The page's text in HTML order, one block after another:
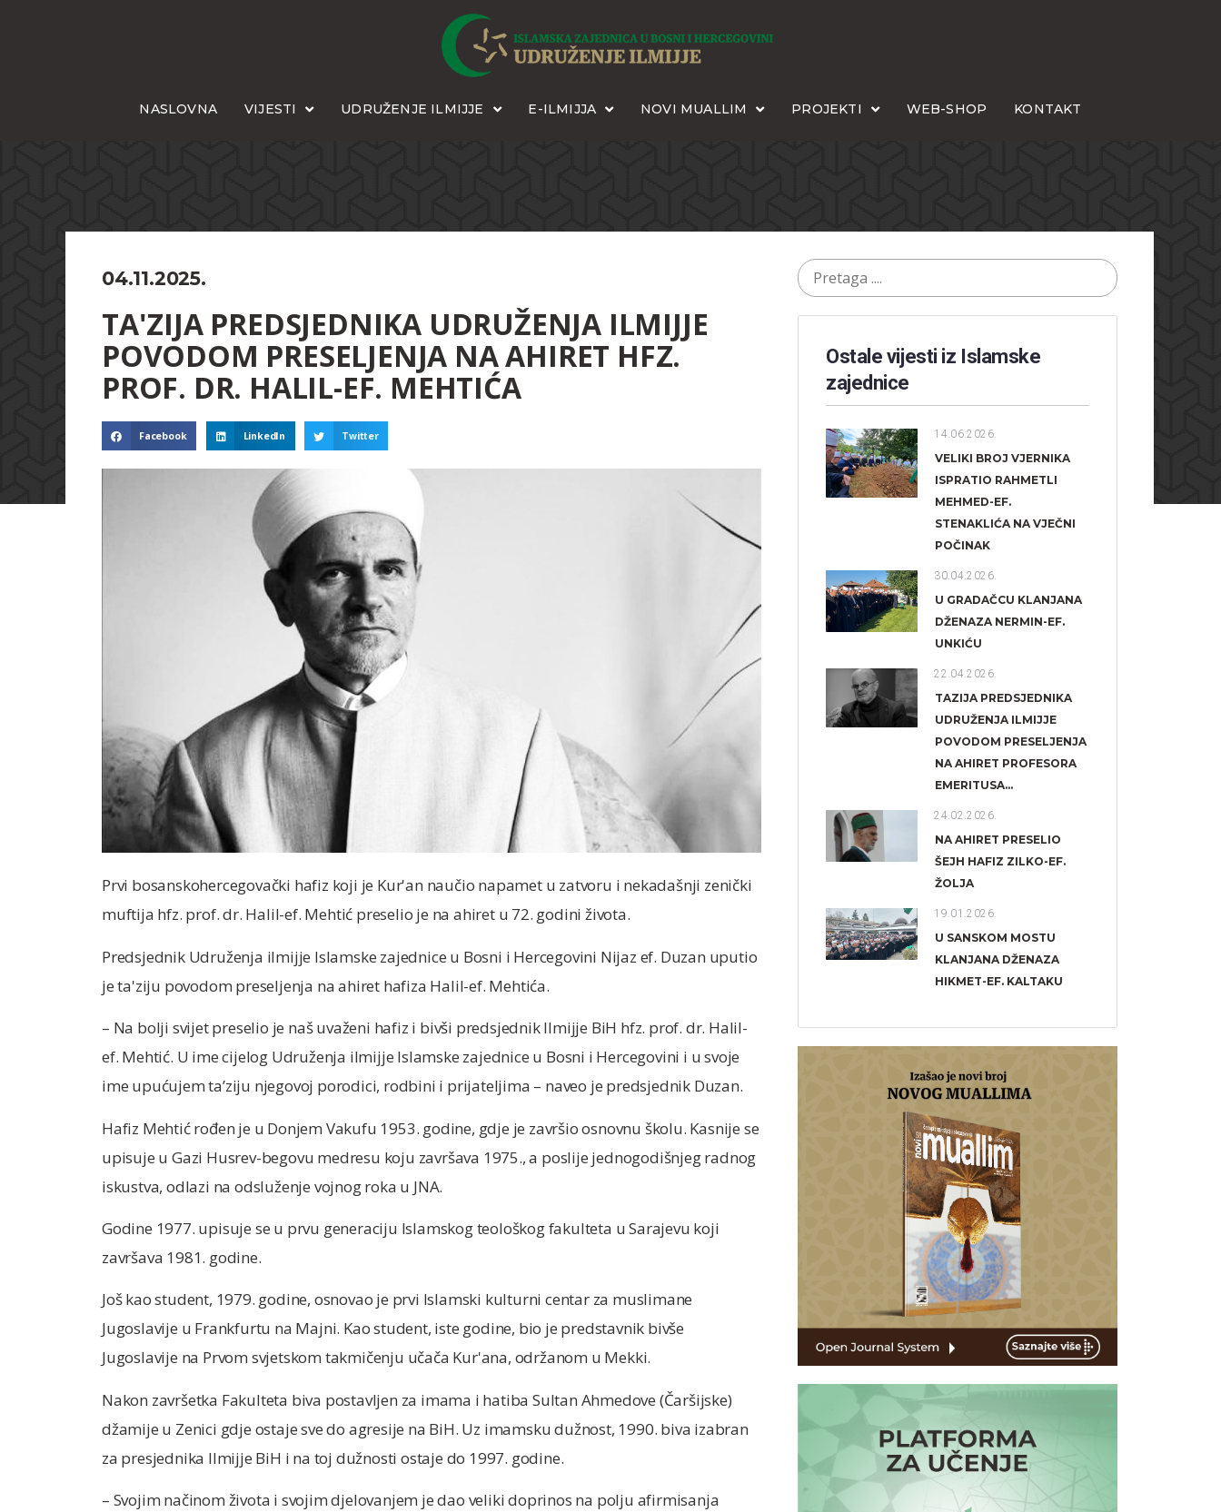
NASLOVNA VIJESTI UDRUŽENJE ILMIJJE E-ILMIJJA NOVI MUALLIM PROJEKTI WEB-SHOP KONTAKT
04.11.2025.
TA'ZIJA PREDSJEDNIKA UDRUŽENJA ILMIJJE
POVODOM PRESELJENJA NA AHIRET HFZ.
PROF. DR. HALIL-EF. MEHTIĆA
Facebook LinkedIn Twitter
Prvi bosanskohercegovački hafiz koji je Kur'an naučio napamet u zatvoru i nekadašnji zenički
muftija hfz. prof. dr. Halil-ef. Mehtić preselio je na ahiret u 72. godini života.
Predsjednik Udruženja ilmijje Islamske zajednice u Bosni i Hercegovini Nijaz ef. Duzan uputio
je ta'ziju povodom preseljenja na ahiret hafiza Halil-ef. Mehtića.
– Na bolji svijet preselio je naš uvaženi hafiz i bivši predsjednik Ilmijje BiH hfz. prof. dr. Halil-
ef. Mehtić. U ime cijelog Udruženja ilmijje Islamske zajednice u Bosni i Hercegovini i u svoje
ime upućujem taʼziju njegovoj porodici, rodbini i prijateljima – naveo je predsjednik Duzan.
Hafiz Mehtić rođen je u Donjem Vakufu 1953. godine, gdje je završio osnovnu školu. Kasnije se
upisuje u Gazi Husrev-begovu medresu koju završava 1975., a poslije jednogodišnjeg radnog
iskustva, odlazi na odsluženje vojnog roka u JNA.
Godine 1977. upisuje se u prvu generaciju Islamskog teološkog fakulteta u Sarajevu koji
završava 1981. godine.
Još kao student, 1979. godine, osnovao je prvi Islamski kulturni centar za muslimane
Jugoslavije u Frankfurtu na Majni. Kao student, iste godine, bio je predstavnik bivše
Jugoslavije na Prvom svjetskom takmičenju učača Kur'ana, održanom u Mekki.
Nakon završetka Fakulteta biva postavljen za imama i hatiba Sultan Ahmedove (Čaršijske)
džamije u Zenici gdje ostaje sve do agresije na BiH. Uz imamsku dužnost, 1990. biva izabran
za presjednika Ilmijje BiH i na toj dužnosti ostaje do 1997. godine.
– Svojim načinom života i svojim djelovanjem je dao veliki doprinos na polju afirmisanja
Ostale vijesti iz Islamske
zajednice
14.06.2026.
VELIKI BROJ VJERNIKA
ISPRATIO RAHMETLI
MEHMED-EF.
STENAKLIĆA NA VJEČNI
POČINAK
30.04.2026.
U GRADAČCU KLANJANA
DŽENAZA NERMIN-EF.
UNKIĆU
22.04.2026.
TAZIJA PREDSJEDNIKA
UDRUŽENJA ILMIJJE
POVODOM PRESELJENJA
NA AHIRET PROFESORA
EMERITUSA...
24.02.2026.
NA AHIRET PRESELIO
ŠEJH HAFIZ ZILKO-EF.
ŽOLJA
19.01.2026.
U SANSKOM MOSTU
KLANJANA DŽENAZA
HIKMET-EF. KALTAKU